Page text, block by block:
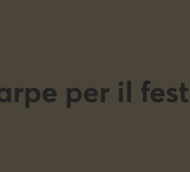
per il